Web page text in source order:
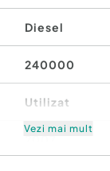
bord
Diesel
240000
Utilizat
Vezi mai mult